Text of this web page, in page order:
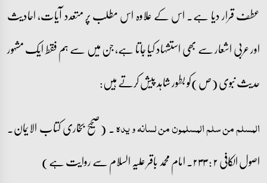
عطف قرار دیا ہے۔ اس کے علاوہ اس مطلب پر متعدد آیات، احادیث
اور عربی اشعار سے بھی استشہاد کیا جاتا ہے، جن میں سے ہم فقط ایک مشہور
حدیث نبوی (ص)کو بطور شاہد پیش کرتے ہیں:
المسلم من سلم المسلمون من لسانہ و یدہ۔ (صحیح بخاری کتاب الایمان۔
اصول الکافی ۲ : ۲۳۳۔ امام محمد باقر علیہ السلام سے روایت ہے)